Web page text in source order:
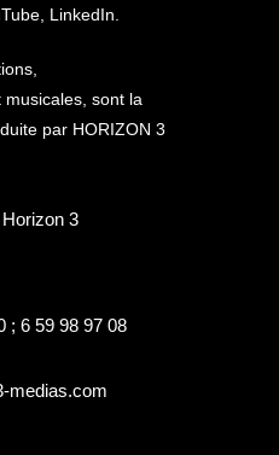
LinkedIn.
sont la
par HORIZON 3
3
; 6 59 98 97 08
medias.com